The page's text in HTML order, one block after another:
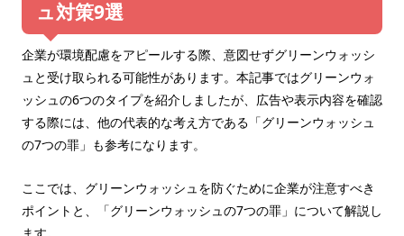
ュ対策9選
企業が環境配慮をアピールする際、意図せずグリーンウォッシ
ュと受け取られる可能性があります。本記事ではグリーンウォ
ッシュの6つのタイプを紹介しましたが、広告や表示内容を確認
する際には、他の代表的な考え方である「グリーンウォッシュ
の7つの罪」も参考になります。
ここでは、グリーンウォッシュを防ぐために企業が注意すべき
ポイントと、「グリーンウォッシュの7つの罪」について解説し
ます。